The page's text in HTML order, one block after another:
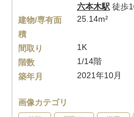
六本木駅 徒歩
建物/専有面
積
25.14m²
間取り
1K
階数
1/14階
築年月
2021年10月
画像カテゴリ